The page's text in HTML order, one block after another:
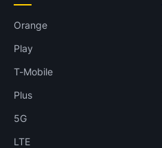
Orange
Play
T-Mobile
Plus
5G
LTE